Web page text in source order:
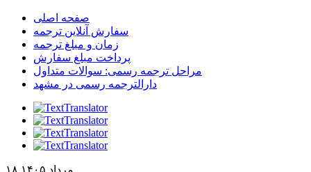
صفحه اصلی
سفارش آنلاین ترجمه
زمان و مبلغ ترجمه
پرداخت مبلغ سفارش
مراحل ترجمه رسمی: سوالات متداول
دارالترجمه رسمی در مشهد
۱۸ مرداد ۱۴۰۵